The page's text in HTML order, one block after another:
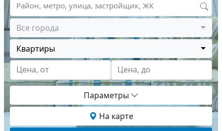
Все города
Квартиры
Цена, от
Цена, до
Район, метро, улица, застройщик, ЖК
Параметры
На карте